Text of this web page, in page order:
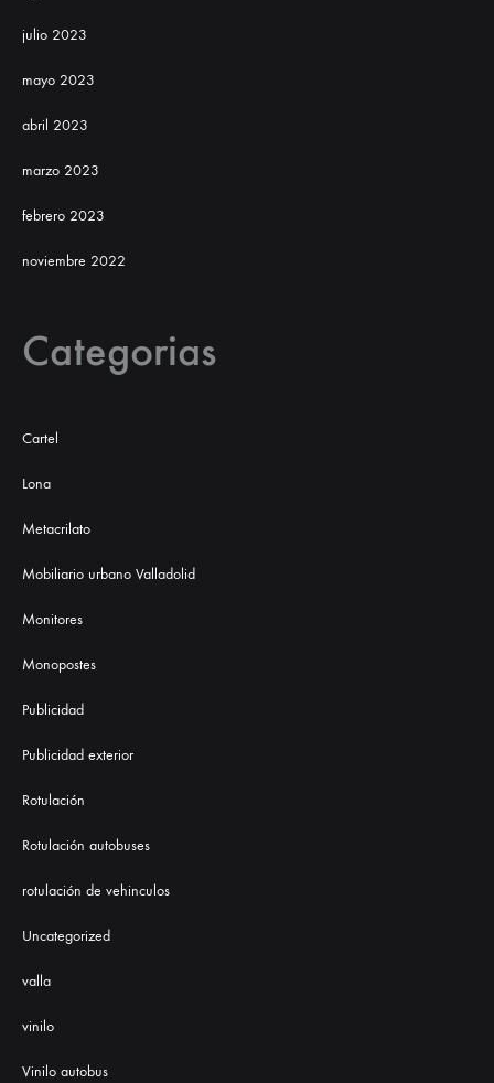
julio 2023
mayo 2023
abril 2023
marzo 2023
febrero 2023
noviembre 2022
Categorias
Cartel
Lona
Metacrilato
Mobiliario urbano Valladolid
Monitores
Monopostes
Publicidad
Publicidad exterior
Rotulación
Rotulación autobuses
rotulación de vehinculos
Uncategorized
valla
vinilo
Vinilo autobus